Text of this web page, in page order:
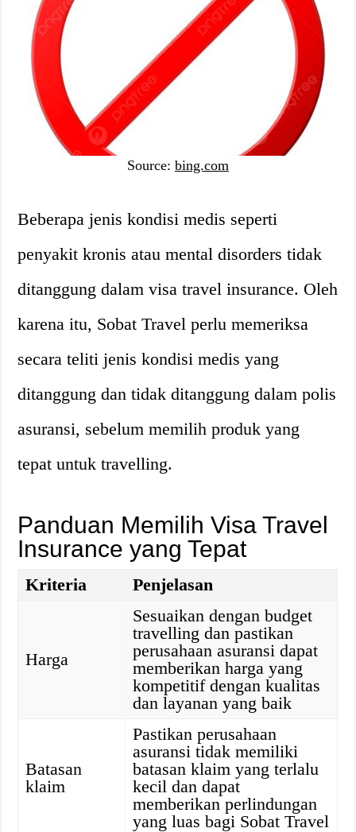
Source: bing.com
Beberapa jenis kondisi medis seperti
penyakit kronis atau mental disorders tidak
ditanggung dalam visa travel insurance. Oleh
karena itu, Sobat Travel perlu memeriksa
secara teliti jenis kondisi medis yang
ditanggung dan tidak ditanggung dalam polis
asuransi, sebelum memilih produk yang
tepat untuk travelling.
Panduan Memilih Visa Travel
Insurance yang Tepat
Kriteria Penjelasan
Harga
Sesuaikan dengan budget
travelling dan pastikan
perusahaan asuransi dapat
memberikan harga yang
kompetitif dengan kualitas
dan layanan yang baik
Batasan
klaim
Pastikan perusahaan
asuransi tidak memiliki
batasan klaim yang terlalu
kecil dan dapat
memberikan perlindungan
yang luas bagi Sobat Travel